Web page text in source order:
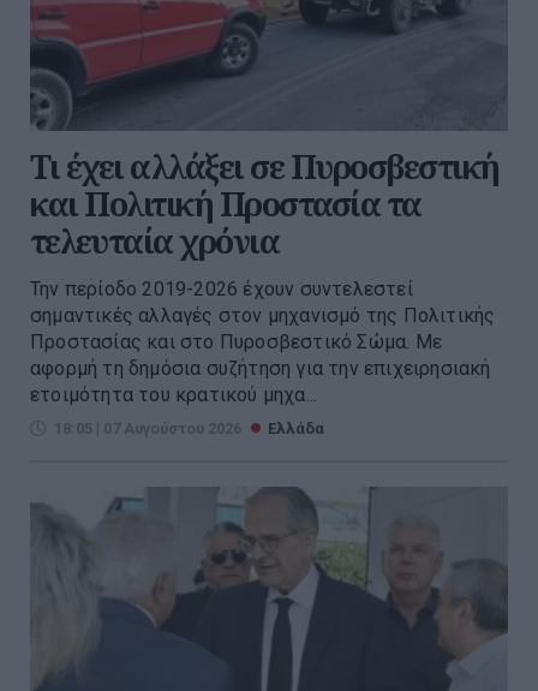
Τι έχει αλλάξει σε Πυροσβεστική
και Πολιτική Προστασία τα
τελευταία χρόνια
Την περίοδο 2019-2026 έχουν συντελεστεί
σημαντικές αλλαγές στον μηχανισμό της Πολιτικής
Προστασίας και στο Πυροσβεστικό Σώμα. Με
αφορμή τη δημόσια συζήτηση για την επιχειρησιακή
ετοιμότητα του κρατικού μηχα...
18:05 | 07 Αυγούστου 2026 Ελλάδα